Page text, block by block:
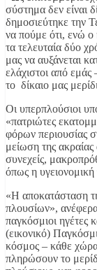
σύστημα δεν είναι
δημοσιεύτηκε την
να πούμε ότι, ενώ ο
τα τελευταία δύο
μας να αυξάνεται
ελάχιστοι από
το δίκαιο μας
Οι υπερπλούσιοι
«πατριώτες
φόρων περιουσίας
μείωση της
συνεχείς,
όπως η
«Η αποκατάσταση
πλουσίων»,
παγκόσμιοι ηγέτες
(εικονικό)
κόσμος – κάθε χώρα
πληρώσουν το